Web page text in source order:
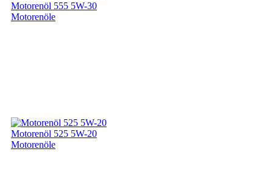
Motorenöl 555 5W-30
Motorenöle
Motorenöl 525 5W-20
Motorenöle